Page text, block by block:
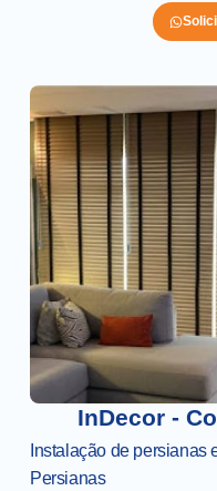
InDecor -
Instalação de persianas
Persianas